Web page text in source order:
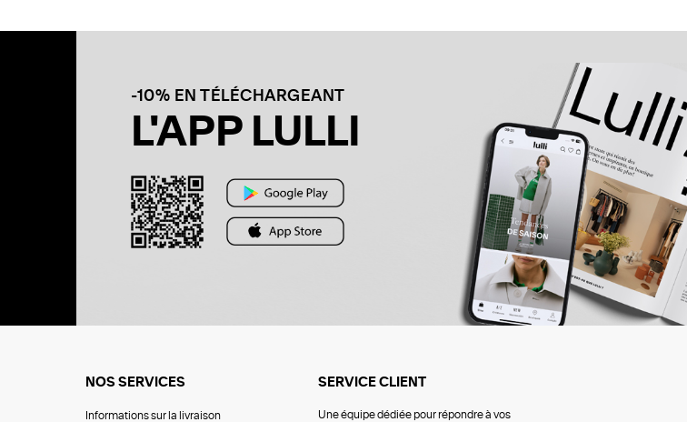
-10% EN TÉLÉCHARGEANT
L'APP LULLI
NOS SERVICES
Informations sur la livraison
SERVICE CLIENT
Une équipe dédiée pour répondre à vos